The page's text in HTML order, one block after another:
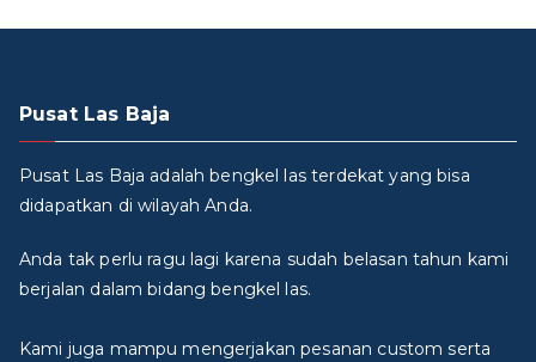
Pusat Las Baja
Pusat Las Baja adalah bengkel las terdekat yang bisa
didapatkan di wilayah Anda.
Anda tak perlu ragu lagi karena sudah belasan tahun kami
berjalan dalam bidang bengkel las.
Kami juga mampu mengerjakan pesanan custom serta